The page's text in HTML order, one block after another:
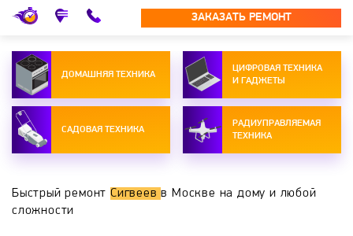
ЗАКАЗАТЬ РЕМОНТ
ДОМАШНЯЯ ТЕХНИКА
ЦИФРОВАЯ ТЕХНИКА
И ГАДЖЕТЫ
САДОВАЯ ТЕХНИКА
РАДИУПРАВЛЯЕМАЯ
ТЕХНИКА
Быстрый ремонтСигвеевв Москве на дому и любой
сложности